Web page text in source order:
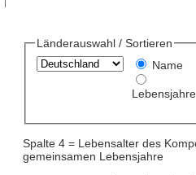
Länderauswahl / Sortieren
Name
Lebensjahre
Spalte 4 = Lebensalter des
gemeinsamen Lebensjahre